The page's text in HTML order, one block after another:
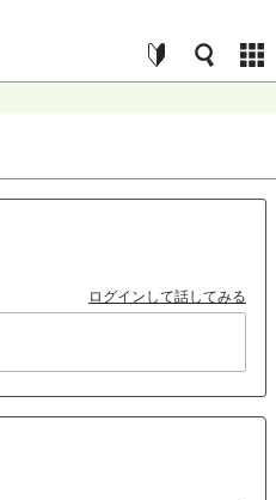
ログインして話してみる